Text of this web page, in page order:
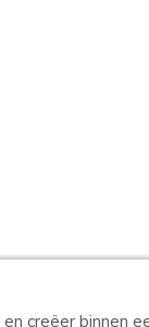
en creëer binnen